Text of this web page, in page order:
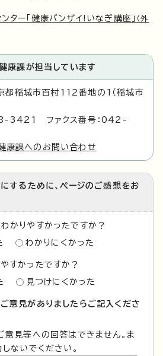
ター「健康バンザイ!いなぎ講座」 （外
康課が担当しています
城市百村112番地の1（稲城市
3421 ファクス番号：042-
課へのお問い合わせ
するために、ページのご感想をお
かりやすかったですか？
わかりにくかった
すかったですか？
見つけにくかった
意見がありましたらご記入くださ
意見等への回答はできません。ま
ないでください。